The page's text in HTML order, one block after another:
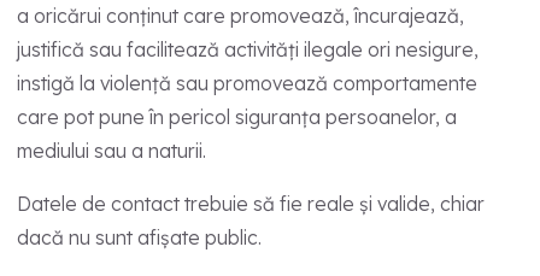
a oricărui conținut care promovează, încurajează,
justifică sau facilitează activități ilegale ori nesigure,
instigă la violență sau promovează comportamente
care pot pune în pericol siguranța persoanelor, a
mediului sau a naturii.
Datele de contact trebuie să fie reale și valide, chiar
dacă nu sunt afișate public.